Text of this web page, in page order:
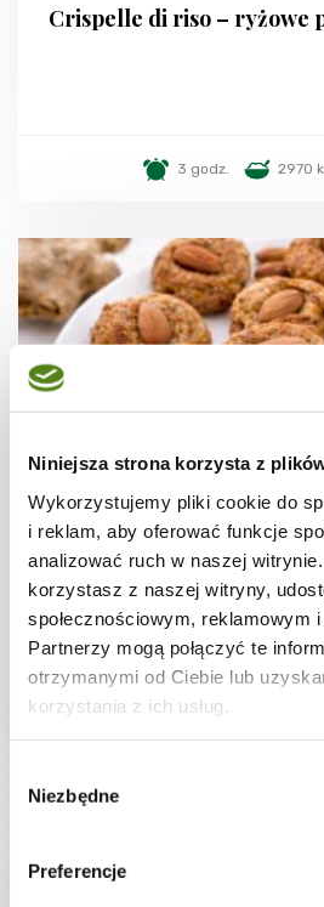
Niniejsza strona korzysta z
Wykorzystujemy pliki cookie do
i reklam, aby oferować funkcje
analizować ruch w naszej
korzystasz z naszej witryny,
społecznościowym, reklamowym i
Partnerzy mogą połączyć te
otrzymanymi od Ciebie lub
korzystania z ich usług.
zgody
Niezbędne
Preferencje
Crispelle di riso – ryżowe
3 godz. 2970
CIASTECZKA
Ciasteczka migdałowe